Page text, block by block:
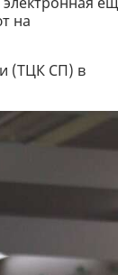
на
(ТЦК СП) в